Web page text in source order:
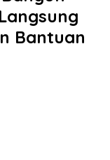
Bantuan